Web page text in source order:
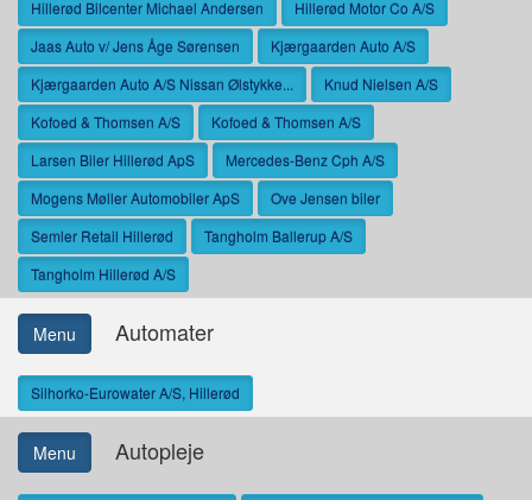
Hillerød Bilcenter Michael Andersen
Hillerød Motor Co A/S
Jaas Auto v/ Jens Åge Sørensen
Kjærgaarden Auto A/S
Kjærgaarden Auto A/S Nissan Ølstykke...
Knud Nielsen A/S
Kofoed & Thomsen A/S
Kofoed & Thomsen A/S
Larsen Biler Hillerød ApS
Mercedes-Benz Cph A/S
Mogens Møller Automobiler ApS
Ove Jensen biler
Semler Retail Hillerød
Tangholm Ballerup A/S
Tangholm Hillerød A/S
Menu Automater
Silhorko-Eurowater A/S, Hillerød
Menu Autopleje